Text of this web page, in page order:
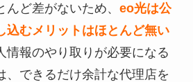
ど差がないため、 eo光は公
込むメリットはほとんど無い
情報のやり取りが必要になる
、できるだけ余計な代理店を